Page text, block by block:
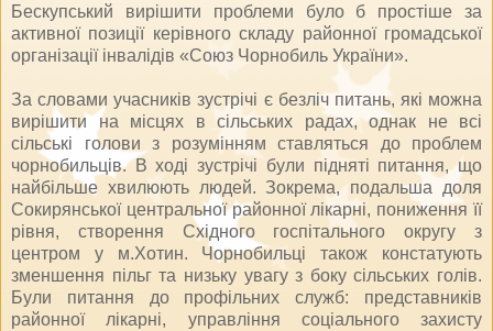
Бескупський вирішити проблеми було б простіше за
активної позиції керівного складу районної громадської
організації інвалідів «Союз Чорнобиль України».
За словами учасників зустрічі є безліч питань, які можна
вирішити на місцях в сільських радах, однак не всі
сільські голови з розумінням ставляться до проблем
чорнобильців. В ході зустрічі були підняті питання, що
найбільше хвилюють людей. Зокрема, подальша доля
Сокирянської центральної районної лікарні, пониження її
рівня, створення Східного госпітального округу з
центром у м.Хотин. Чорнобильці також констатують
зменшення пільг та низьку увагу з боку сільських голів.
Були питання до профільних служб: представників
районної лікарні, управління соціального захисту